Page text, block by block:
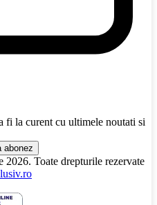
fi la curent cu ultimele noutati si
abonez
2026. Toate drepturile rezervate